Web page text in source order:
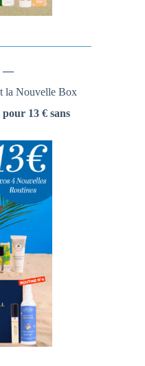
—
la Nouvelle Box
13 € sans